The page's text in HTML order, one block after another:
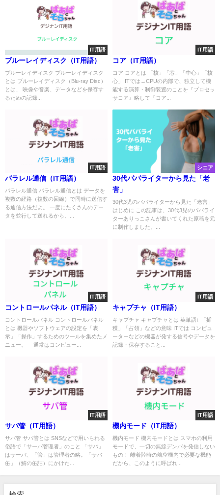
IT用語
ブルーレイディスク（IT用語）
ブルーレイディスク ブルーレイディスク
とは ブルーレイディスク（Blu-ray Disc）
とは、 映像や音楽、データなどを保存す
るための記録...
IT用語
コア（IT用語）
コア コアとは 「核」「芯」「中心」「核
心」 ITでは→CPUの内部で、独立して機
能する演算・制御装置のことを『プロセッ
サコア』略して『コア...
IT用語
パラレル通信（IT用語）
パラレル通信 パラレル通信とは データを
複数の経路（複数の回線）で同時に送信す
る通信方法だよ。 一度にたくさんのデー
タを並行して送れるから、...
シニア
30代パパライターから見た「老
害」
30代3児のパパライターから見た「老害」
はじめに この記事は、30代3児のパパライ
ターありっこさんが書いてくれた原稿を元
に制作しました。...
IT用語
コントロールパネル（IT用語）
コントロールパネル コントロールパネル
とは 機器やソフトウェアの設定を「表
示」「操作」するためのツールを集めたメ
ニュー。 通常はコンピュー...
IT用語
キャプチャ（IT用語）
キャプチャ キャプチャとは 英単語↓ 「捕
獲」「占領」などの意味 ITでは コンピュ
ーターなどの機器が発する信号やデータを
記録・保存すること...
IT用語
サバ管（IT用語）
サバ管 サバ管とは SNSなどで用いられる
俗語で「サーバ管理者」のこと 「サバ」
はサーバ、「管」は管理者の略。「サバ
缶」（鯖の缶詰）にかけた...
IT用語
機内モード（IT用語）
機内モード 機内モードとは スマホの利用
モードで、一切の無線デンパを発信しない
もの！ 離着陸時の航空機内で必要な機能
だから、このように呼ばれ...